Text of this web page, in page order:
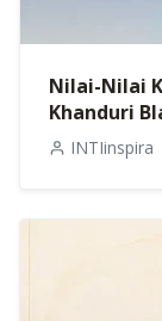
Nilai-Nilai
Khanduri
INTIinspira